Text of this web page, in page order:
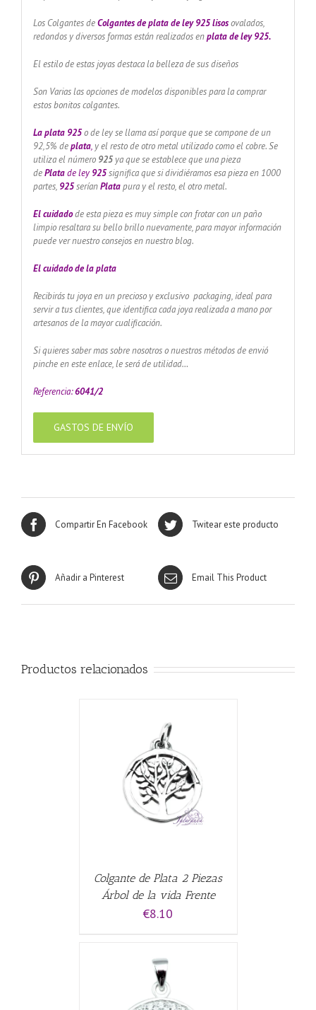
Los Colgantes de Colgantes de plata de ley 925 lisosovalados,
redondos y diversos formas están realizados enplata de ley 925.
El estilo de estas joyas destaca la belleza de sus diseños
Son Varias las opciones de modelos disponibles para la comprar
estos bonitos colgantes.
La plata 925 o de ley se llama así porque que se compone de un
92,5% deplata,y el resto de otro metal utilizado como el cobre. Se
utiliza el número 925ya que se establece que una pieza
dePlatade ley925significa que si dividiéramos esa pieza en 1000
partes, 925seríanPlatapura y el resto, el otro metal.
El cuidadode esta pieza es muy simple con frotar con un paño
limpio resaltara su bello brillo nuevamente, para mayor información
puede ver nuestro consejos en nuestro blog.
El cuidado dela plata
Recibirás tu joya en un precioso y exclusivo packaging, ideal para
servir a tus clientes, que identifica cada joya realizada a mano por
artesanos de la mayor cualificación.
Si quieres saber mas sobre nosotros o nuestros métodos de envió
pinche en este enlace, le será de utilidad…
Referencia:6041/2
GASTOS DE ENVÍO
Compartir En Facebook Twitear este producto
Añadir a Pinterest Email This Product
Productos relacionados
Colgante de Plata 2 Piezas
Árbol de la vida Frente
€8.10